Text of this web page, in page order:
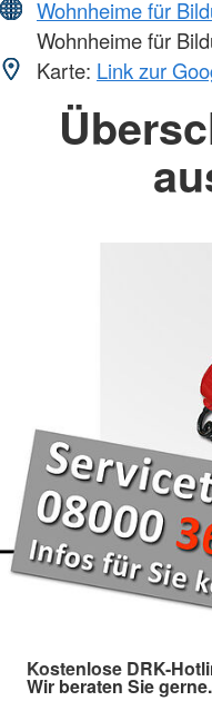
Wohnheime für
Wohnheime für
Karte: Link zur
Kostenlose DRK-
Wir beraten Sie gerne.